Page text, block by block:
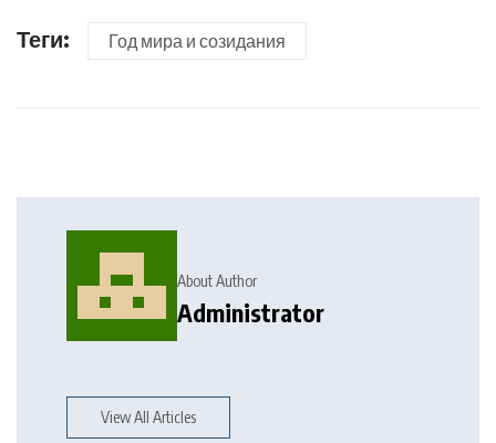
Теги: Год мира и созидания
About Author
Administrator
View All Articles